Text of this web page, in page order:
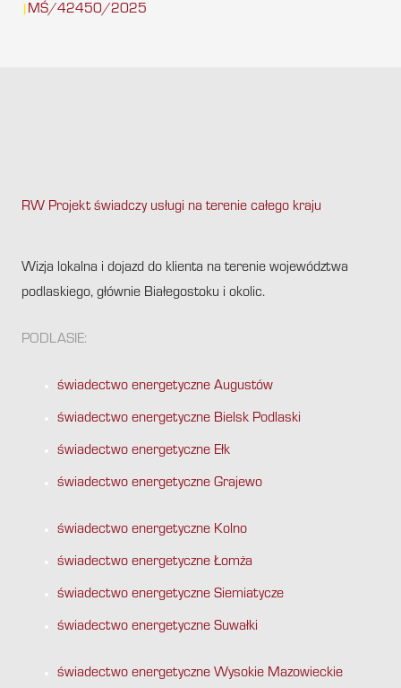
MŚ/42450/2025
RW Projekt świadczy usługi na terenie całego kraju
Wizja lokalna i dojazd do klienta na terenie województwa
podlaskiego, głównie Białegostoku i okolic.
PODLASIE:
świadectwo energetyczne Augustów
świadectwo energetyczne Bielsk Podlaski
świadectwo energetyczne Ełk
świadectwo energetyczne Grajewo
świadectwo energetyczne Kolno
świadectwo energetyczne Łomża
świadectwo energetyczne Siemiatycze
świadectwo energetyczne Suwałki
świadectwo energetyczne Wysokie Mazowieckie